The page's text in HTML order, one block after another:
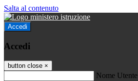
Salta al contenuto
Accedi
Accedi
button close ×
Nome Utente